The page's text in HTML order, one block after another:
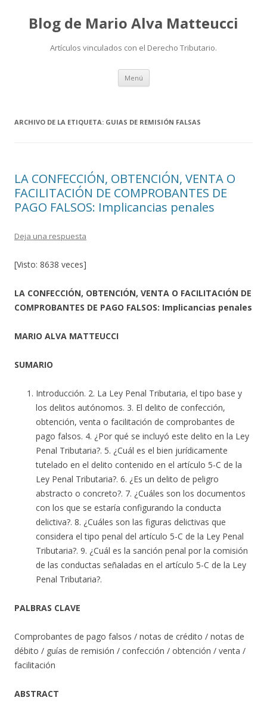
Blog de Mario Alva Matteucci
Artículos vinculados con el Derecho Tributario.
Menú Ir
contenido
ARCHIVO DE LA ETIQUETA: GUIAS DE REMISIÓN FALSAS
LA CONFECCIÓN, OBTENCIÓN, VENTA O
FACILITACIÓN DE COMPROBANTES DE
PAGO FALSOS: Implicancias penales
Deja una respuesta
[Visto: 8638 veces]
LA CONFECCIÓN, OBTENCIÓN, VENTA O FACILITACIÓN DE
COMPROBANTES DE PAGO FALSOS: Implicancias penales
MARIO ALVA MATTEUCCI
SUMARIO
Introducción. 2. La Ley Penal Tributaria, el tipo base y
los delitos autónomos. 3. El delito de confección,
obtención, venta o facilitación de comprobantes de
pago falsos. 4. ¿Por qué se incluyó este delito en la Ley
Penal Tributaria?. 5. ¿Cuál es el bien jurídicamente
tutelado en el delito contenido en el artículo 5-C de la
Ley Penal Tributaria?. 6. ¿Es un delito de peligro
abstracto o concreto?. 7. ¿Cuáles son los documentos
con los que se estaría configurando la conducta
delictiva?. 8. ¿Cuáles son las figuras delictivas que
considera el tipo penal del artículo 5-C de la Ley Penal
Tributaria?. 9. ¿Cuál es la sanción penal por la comisión
de las conductas señaladas en el artículo 5-C de la Ley
Penal Tributaria?.
PALBRAS CLAVE
Comprobantes de pago falsos / notas de crédito / notas de
débito / guías de remisión / confección / obtención / venta /
facilitación
ABSTRACT